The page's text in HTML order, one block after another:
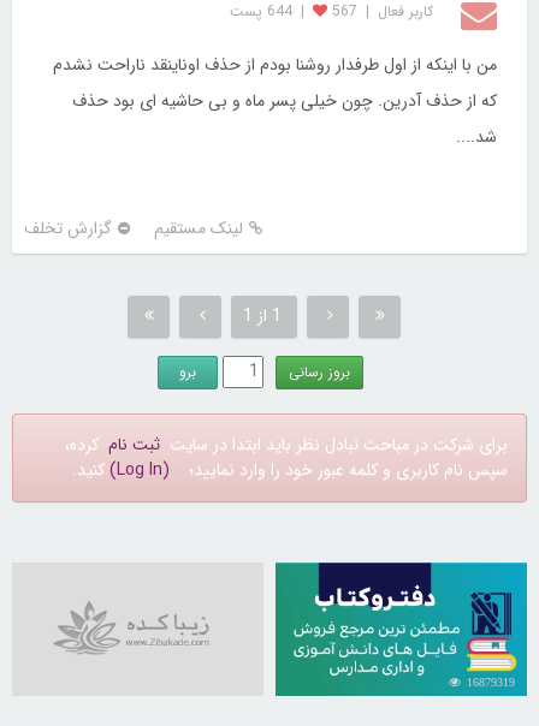
کاربر فعال |
567
| 644 پست
من با اینکه از اول طرفدار روشنا بودم از حذف اوناینقد ناراحت نشدم
که از حذف آدرین. چون خیلی پسر ماه و بی حاشیه ای بود حذف
شد....
لینک مستقیم گزارش تخلف
1 از 1
برای شرکت در مباحث تبادل نظر باید ابتدا در سایت ثبت نام کرده،
سپس نام کاربری و کلمه عبور خود را وارد نمایید؛ (Log In) کنید.
16879319